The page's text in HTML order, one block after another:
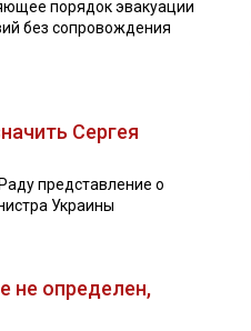
порядок эвакуации
без сопровождения
Сергея
представление о
Украины
не определен,